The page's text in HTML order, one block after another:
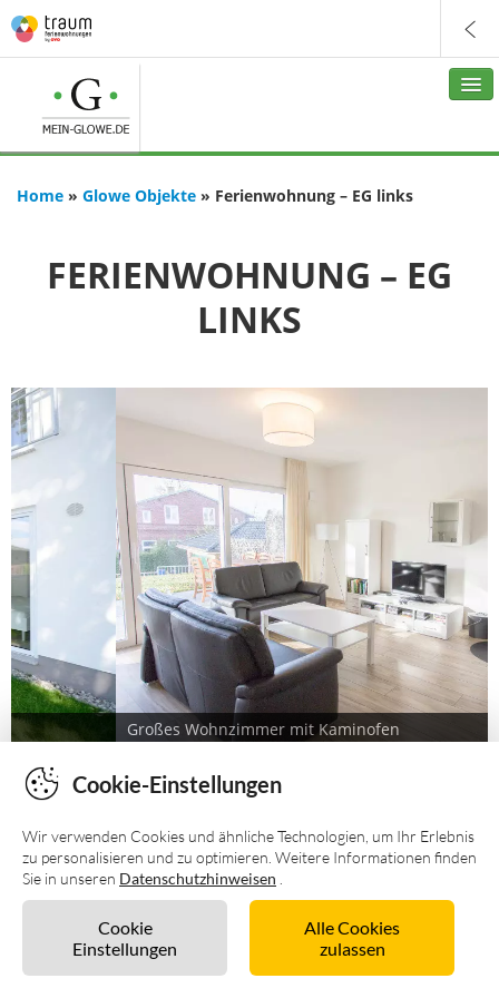
Unverbindlich anfragen
Cookie-Einstellungen
Wir verwenden Cookies und ähnliche Technologien, um Ihr Erlebnis
zu personalisieren und zu optimieren. Weitere Informationen finden
Sie in unseren Datenschutzhinweisen
Cookie
Einstellungen
Alle Cookies
zulassen